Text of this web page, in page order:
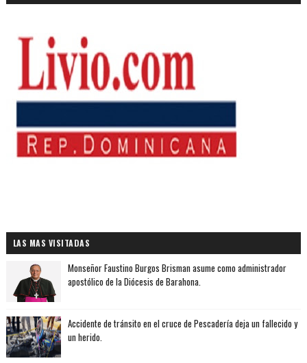
LAS MAS VISITADAS
Monseñor Faustino Burgos Brisman asume como administrador
apostólico de la Diócesis de Barahona.
Accidente de tránsito en el cruce de Pescadería deja un fallecido y
un herido.